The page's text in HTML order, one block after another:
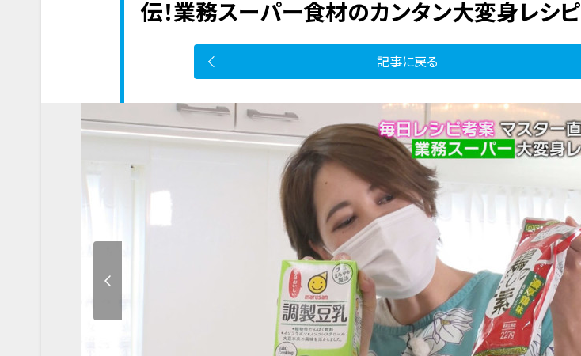
伝！業務スーパー食材のカンタン大変身レシピ
記事に戻る